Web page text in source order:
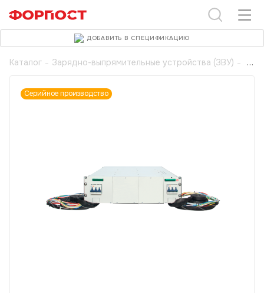
Каталог - Зарядно-выпрямительные устройства (ЗВУ) -
Серийное производство
ДОБАВИТЬ В СПЕЦИФИКАЦИЮ